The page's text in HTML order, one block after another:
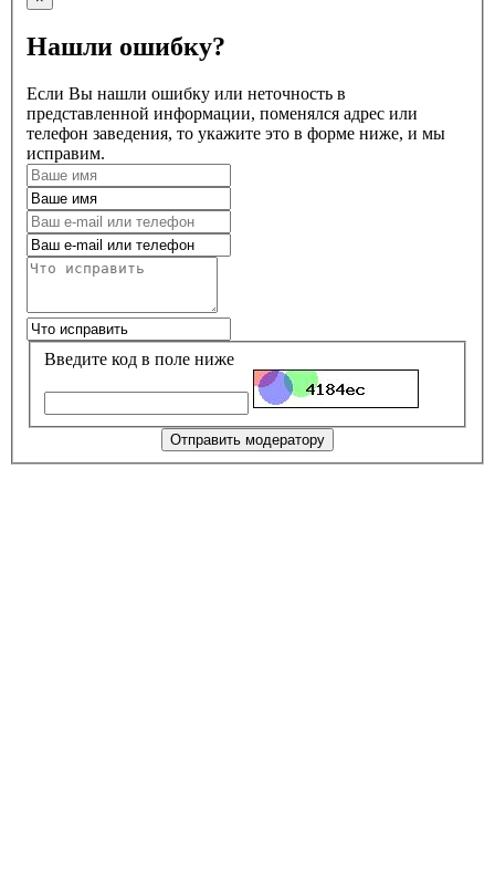
Нашли ошибку?
Если Вы нашли ошибку или неточность в
представленной информации, поменялся адрес или
телефон заведения, то укажите это в форме ниже, и мы
исправим.
Введите код в поле ниже
Отправить модератору